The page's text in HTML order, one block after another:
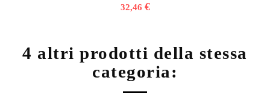
32,46 €
4 altri prodotti della stessa
categoria: